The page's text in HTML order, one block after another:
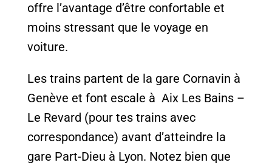
offre l’avantage d’être confortable et
moins stressant que le voyage en
voiture.
Les trains partent de la gare Cornavin à
Genève et font escale à Aix Les Bains –
Le Revard (pour tes trains avec
correspondance) avant d’atteindre la
gare Part-Dieu à Lyon. Notez bien que